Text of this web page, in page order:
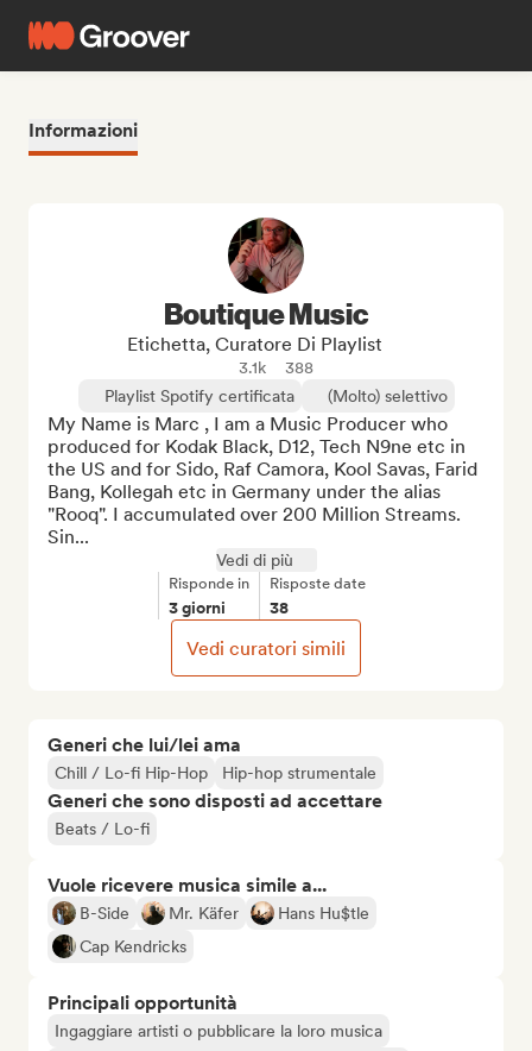
Informazioni
Generi che lui/lei ama
Chill / Lo-fi Hip-Hop Hip-hop strumentale
Generi che sono disposti ad accettare
Beats / Lo-fi
Vuole ricevere musica simile a...
B-Side Mr. Käfer
Hans Hu$tle
Cap Kendricks
Principali opportunità
Ingaggiare artisti o pubblicare la loro musica
Boutique Music
Etichetta, Curatore Di Playlist
3.1k
388
Playlist Spotify certificata
(Molto) selettivo
My Name is Marc , I am a Music Producer who
produced for Kodak Black, D12, Tech N9ne etc in
the US and for Sido, Raf Camora, Kool Savas, Farid
Bang, Kollegah etc in Germany under the alias
"Rooq". I accumulated over 200 Million Streams.
Sin...
Vedi di più
Risponde in
3 giorni
Risposte date
38
Vedi curatori simili